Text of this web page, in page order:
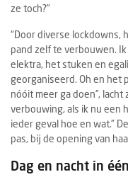
ze toch?”
“Door diverse lockdowns,
pand zelf te verbouwen.
elektra, het stuken en
georganiseerd. Oh en het
nóóit meer ga doen”,
verbouwing, als ik nu een
ieder geval hoe en wat.”
pas, bij de opening van
Dag en nacht in één